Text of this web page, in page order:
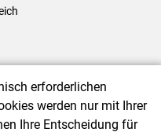
|Datenschutzerklärung |
erforderlichen
werden nur mit Ihrer
Ihre Entscheidung für